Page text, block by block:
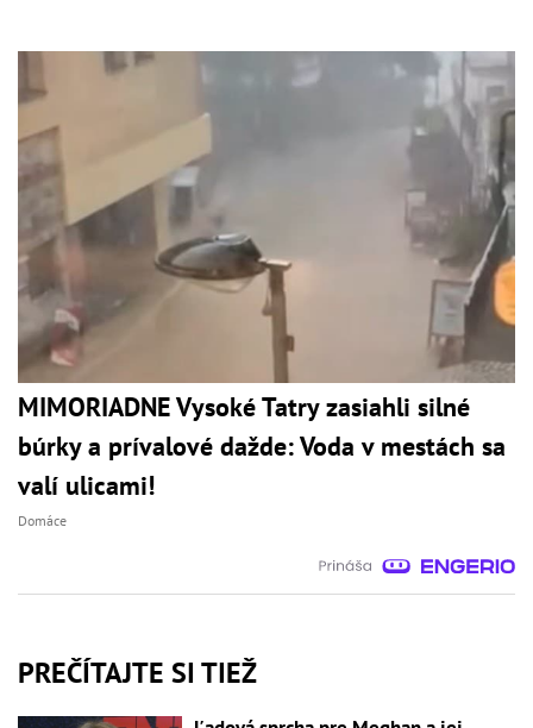
MIMORIADNE Vysoké Tatry zasiahli silné
búrky a prívalové dažde: Voda v mestách sa
valí ulicami!
Domáce
PREČÍTAJTE SI TIEŽ